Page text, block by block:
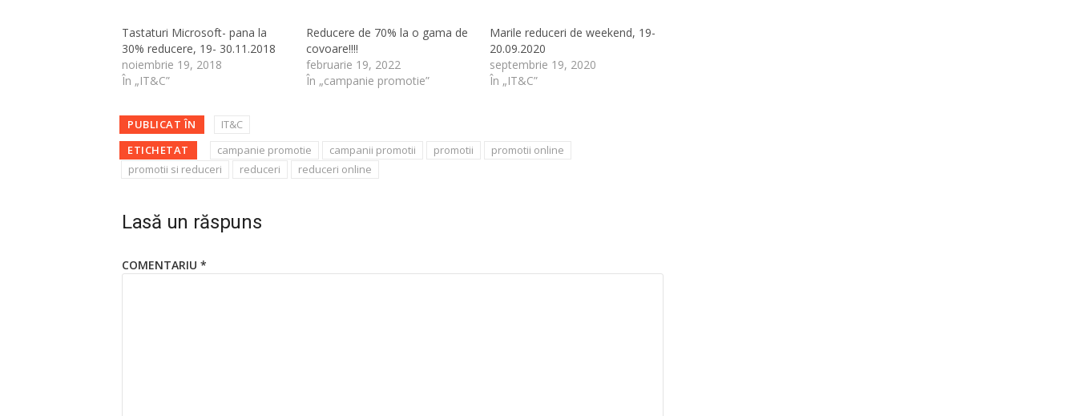
Tastaturi Microsoft- pana la
30% reducere, 19- 30.11.2018
noiembrie 19, 2018
În „IT&C”
Reducere de 70% la o gama de
covoare!!!!
februarie 19, 2022
În „campanie promotie”
Marile reduceri de weekend, 19-
20.09.2020
septembrie 19, 2020
În „IT&C”
PUBLICAT ÎN
IT&C
ETICHETAT
campanie promotie campanii promotii promotii
promotii online
promotii si reduceri
reduceri reduceri online
Lasă un răspuns
COMENTARIU *